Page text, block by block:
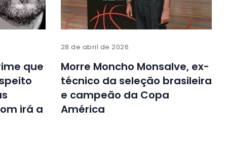
que
irá a
28 de abril de 2026
Morre Moncho Monsalve, ex-
técnico da seleção brasileira
e campeão da Copa
América